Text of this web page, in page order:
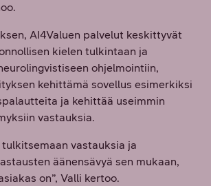
AI4Valuen palvelut keskittyvät
kielen tulkintaan ja
ohjelmointiin,
kehittämä sovellus esimerkiksi
ja kehittää useimmin
vastauksia.
tulkitsemaan vastauksia ja
äänensävyä sen mukaan,
on”, Valli kertoo.